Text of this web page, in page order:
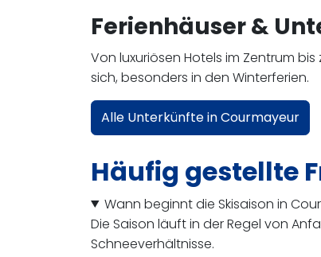
Ferienhäuser &
Von luxuriösen Hotels im Zentrum
sich, besonders in den Winterferien.
Alle Unterkünfte in Courmayeur
Häufig gestellte
Wann beginnt die Skisaison in
Die Saison läuft in der Regel von
Schneeverhältnisse.